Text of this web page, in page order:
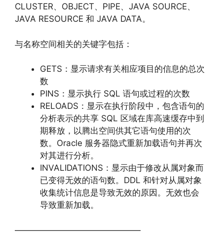
CLUSTER、OBJECT、PIPE、JAVA SOURCE、
JAVA RESOURCE 和 JAVA DATA。
与名称空间相关的关键字包括：
GETS：显示请求有关相应项目的信息的总次
数
PINS：显示执行 SQL 语句或过程的次数
RELOADS：显示在执行阶段中，包含语句的
分析表示的共享 SQL 区域在库高速缓存中到
期释放，以腾出空间供其它语句使用的次
数。Oracle 服务器隐式重新加载语句并再次
对其进行分析。
INVALIDATIONS：显示由于修改从属对象而
已变得无效的语句数。DDL 和针对从属对象
收集统计信息是导致无效的原因。无效也会
导致重新加载。
———————————————